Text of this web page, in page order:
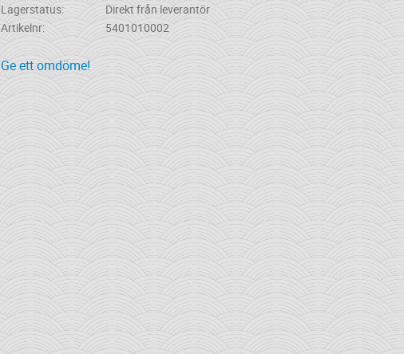
Lagerstatus
Direkt från leverantör
Artikelnr
5401010002
Ge ett omdöme!